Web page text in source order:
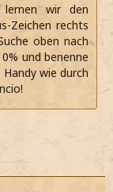
lernen wir den
Zeichen rechts
oben nach
und benenne
wie durch